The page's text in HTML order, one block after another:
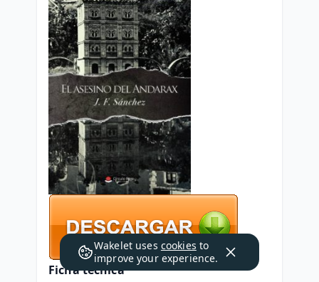
Ficha técnica
Wakelet uses cookies to
improve your experience.